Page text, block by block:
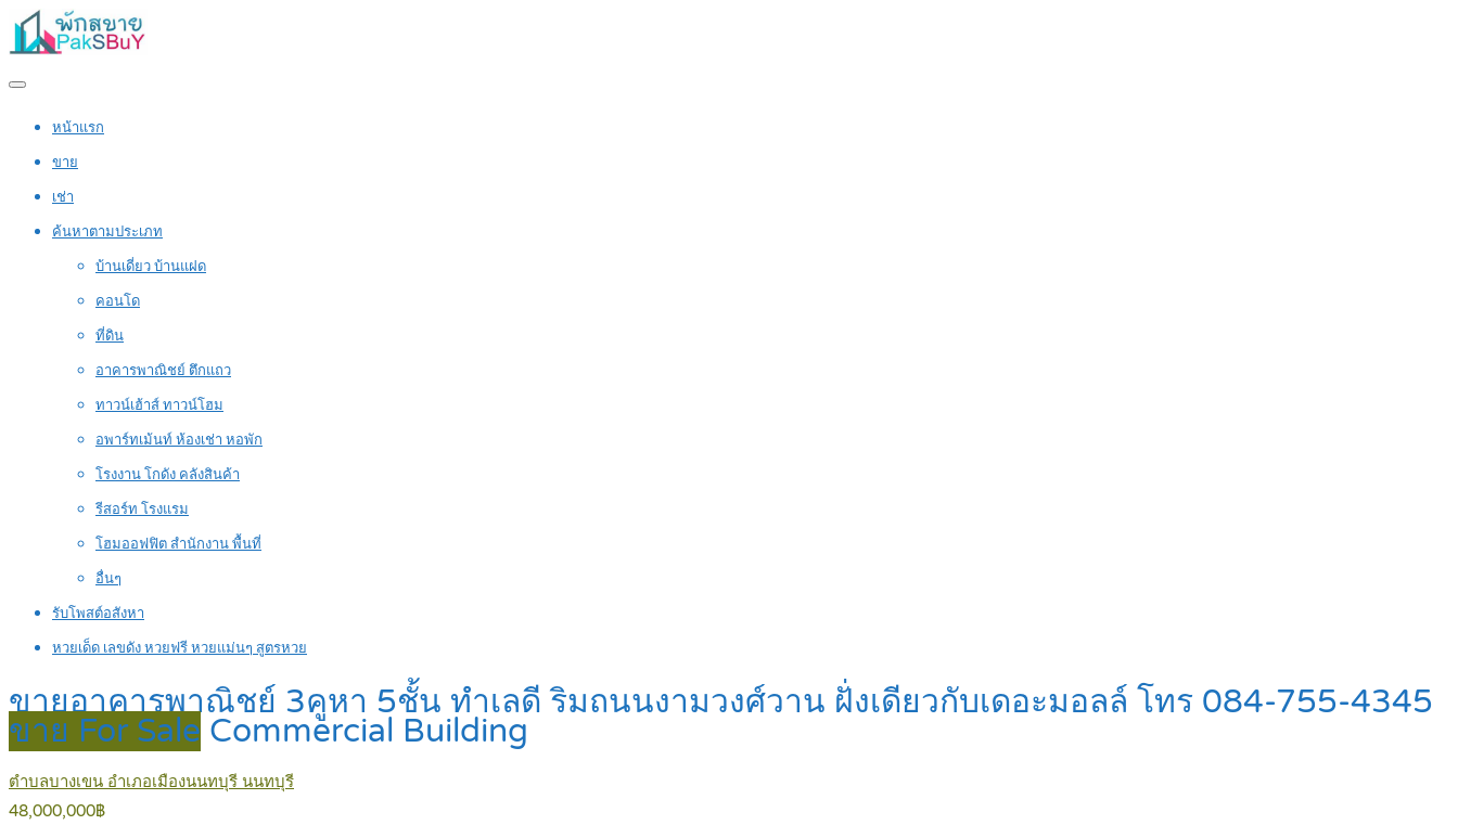
หน้าแรก
ขาย
เช่า
ค้นหาตามประเภท
บ้านเดี่ยว บ้านแฝด
คอนโด
ที่ดิน
อาคารพาณิชย์ ตึกแถว
ทาวน์เฮ้าส์ ทาวน์โฮม
อพาร์ทเม้นท์ ห้องเช่า หอพัก
โรงงาน โกดัง คลังสินค้า
รีสอร์ท โรงแรม
โฮมออฟฟิต สำนักงาน พื้นที่
อื่นๆ
รับโพสต์อสังหา
หวยเด็ด เลขดัง หวยฟรี หวยแม่นๆ สูตรหวย
ขายอาคารพาณิชย์ 3คูหา 5ชั้น ทำเลดี ริมถนนงามวงศ์วาน ฝั่งเดียวกับเดอะมอลล์ โทร 084-755-4345
ขาย For Sale Commercial Building
ตำบลบางเขน อำเภอเมืองนนทบุรี นนทบุรี
48,000,000฿